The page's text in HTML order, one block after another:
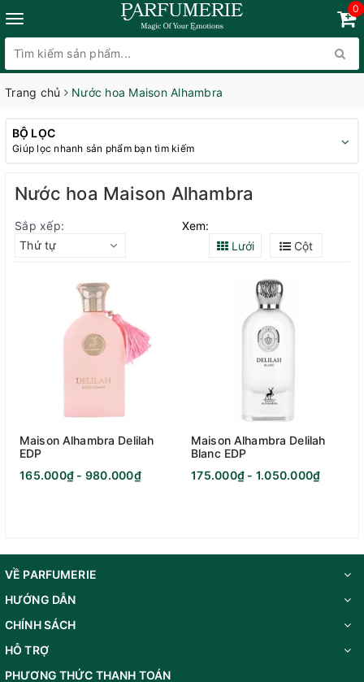
0
Trang chủ Nước hoa Maison Alhambra
BỘ LỌC
Giúp lọc nhanh sản phẩm bạn tìm kiếm
Nước hoa Maison Alhambra
Sắp xếp:
Thứ tự
Xem:
Lưới
Cột
Maison Alhambra Delilah
EDP
165.000₫ - 980.000₫
Maison Alhambra Delilah
Blanc EDP
175.000₫ - 1.050.000₫
VỀ PARFUMERIE
HƯỚNG DẪN
CHÍNH SÁCH
HỖ TRỢ
PHƯƠNG THỨC THANH TOÁN